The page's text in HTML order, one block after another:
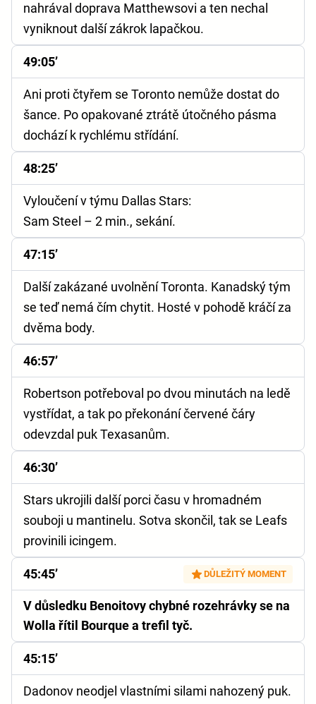
nahrával doprava Matthewsovi a ten nechal
vyniknout další zákrok lapačkou.
49:05’
Ani proti čtyřem se Toronto nemůže dostat do
šance. Po opakované ztrátě útočného pásma
dochází k rychlému střídání.
48:25’
Vyloučení v týmu Dallas Stars:
Sam Steel – 2 min., sekání.
47:15’
Další zakázané uvolnění Toronta. Kanadský tým
se teď nemá čím chytit. Hosté v pohodě kráčí za
dvěma body.
46:57’
Robertson potřeboval po dvou minutách na ledě
vystřídat, a tak po překonání červené čáry
odevzdal puk Texasanům.
46:30’
Stars ukrojili další porci času v hromadném
souboji u mantinelu. Sotva skončil, tak se Leafs
provinili icingem.
45:45’ DŮLEŽITÝ MOMENT
V důsledku Benoitovy chybné rozehrávky se na
Wolla řítil Bourque a trefil tyč.
45:15’
Dadonov neodjel vlastními silami nahozený puk.